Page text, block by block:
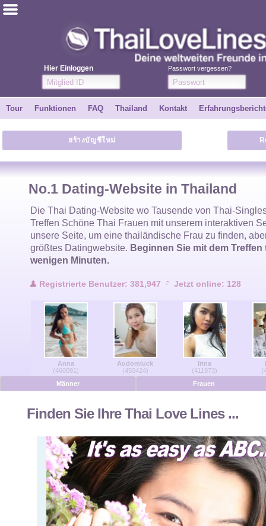
Hier Einloggen Passwort vergessen?
ไทย
Kostenlos anmelden
Erfahrungsberichte
Tour
Kontakt
Männer Online
Frauen Online
Deutsche
Spanisch
Tour Funktionen FAQ Thailand Kontakt
สร้างบัญชีใหม่
No.1 Dating-Website in Thailand
Die Thai Dating-Website wo Tausende von Thai-
Treffen Schöne Thai Frauen mit unserem interaktiven
unsere Seite, um eine thailändische Frau zu finden,
größtes Datingwebsite. Beginnen Sie mit dem
wenigen Minuten.
Registrierte Benutzer: 381,947 Jetzt online: 128
Anna
(460091)
Audomluck
(450424)
Irina
(411973)
Männer
Frauen
Finden Sie Ihre Thai Love Lines ...